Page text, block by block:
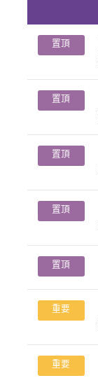
置頂
置頂
置頂
置頂
置頂
重要
重要